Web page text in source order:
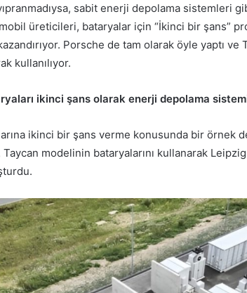
sabit enerji depolama sistemleri
üreticileri, bataryalar için “İkinci bir şans”
Porsche de tam olarak öyle yaptı ve
kullanılıyor.
ikinci şans olarak enerji depolama
ikinci bir şans verme konusunda bir örnek
modelinin bataryalarını kullanarak